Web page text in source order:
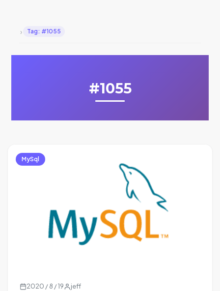
› Tag: #1055
#1055
MySql
2020 / 8 / 19 jeff